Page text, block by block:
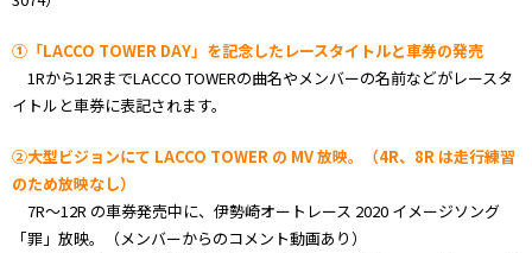
①「LACCO TOWER DAY」を記念したレースタイトルと車券の発売
1Rから12RまでLACCO TOWERの曲名やメンバーの名前などがレースタ
イトルと車券に表記されます。
②大型ビジョンにて LACCO TOWER の MV 放映。（4R、8R は走行練習
のため放映なし）
7R～12R の車券発売中に、伊勢崎オートレース 2020 イメージソング
「罪」放映。（メンバーからのコメント動画あり）